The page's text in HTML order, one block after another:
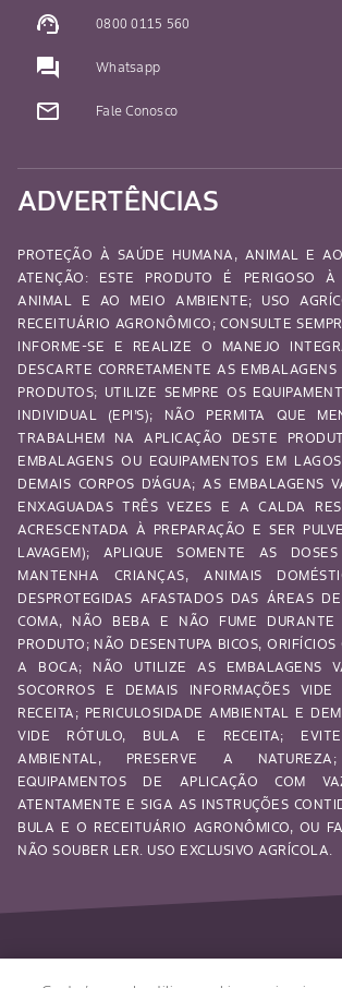
support_agent 0800 0115 560
question_answer Whatsapp
mail_outline Fale Conosco
ADVERTÊNCIAS
PROTEÇÃO À SAÚDE HUMANA, ANIMAL E
ATENÇÃO: ESTE PRODUTO É PERIGOSO
ANIMAL E AO MEIO AMBIENTE; USO
RECEITUÁRIO AGRONÔMICO; CONSULTE
INFORME-SE E REALIZE O MANEJO
DESCARTE CORRETAMENTE AS
PRODUTOS; UTILIZE SEMPRE OS
INDIVIDUAL (EPI’S); NÃO PERMITA QUE
TRABALHEM NA APLICAÇÃO DESTE
EMBALAGENS OU EQUIPAMENTOS EM
DEMAIS CORPOS D’ÁGUA; AS EMBALAGENS
ENXAGUADAS TRÊS VEZES E A CALDA
ACRESCENTADA À PREPARAÇÃO E SER
LAVAGEM); APLIQUE SOMENTE AS DOSES
MANTENHA CRIANÇAS, ANIMAIS
DESPROTEGIDAS AFASTADOS DAS ÁREAS
COMA, NÃO BEBA E NÃO FUME DURANTE
PRODUTO; NÃO DESENTUPA BICOS, ORIFÍCIOS
A BOCA; NÃO UTILIZE AS EMBALAGENS
SOCORROS E DEMAIS INFORMAÇÕES
RECEITA; PERICULOSIDADE AMBIENTAL E
VIDE RÓTULO, BULA E RECEITA; EVITE
AMBIENTAL, PRESERVE A
EQUIPAMENTOS DE APLICAÇÃO COM
ATENTAMENTE E SIGA AS INSTRUÇÕES
BULA E O RECEITUÁRIO AGRONÔMICO, OU
NÃO SOUBER LER. USO EXCLUSIVO AGRÍCOLA.